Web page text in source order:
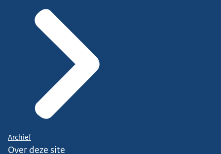
Archief
Over deze site